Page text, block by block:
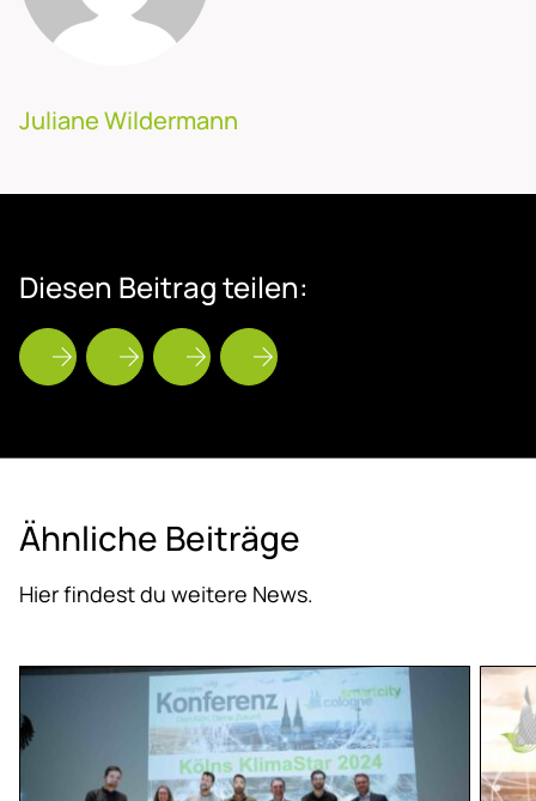
Juliane Wildermann
Die­sen Bei­trag tei­len:
Ähn­li­che Bei­trä­ge
Hier findest du weitere News.